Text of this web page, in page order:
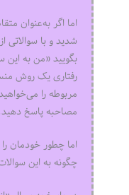
اما اگر به‌عنوان
شدید و با سوالاتی
بگویید «من به
رفتاری یک روش
مربوطه را
مصاحبه پاسخ
اما چطور خودمان
چگونه به این